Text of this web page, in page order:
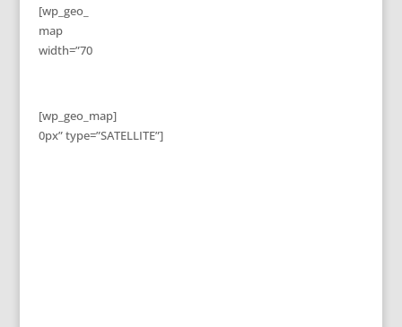
[wp_geo_map]
[wp_geo_
map
width=”70
0px” type=”SATELLITE”]